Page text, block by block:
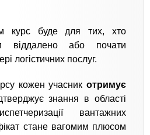
курс буде для тих, хто
віддалено або почати
логістичних послуг.
кожен учасник отримує
знання в області
вантажних
стане вагомим плюсом